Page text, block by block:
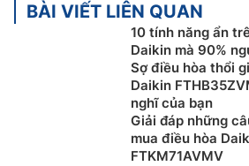
BÀI VIẾT LIÊN QUAN
10 tính năng ẩn
Daikin mà 90%
Sợ điều hòa thổi
Daikin
nghĩ của bạn
Giải đáp những
mua điều hòa
FTKM71AVMV